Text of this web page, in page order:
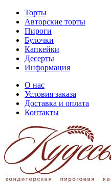
Торты
Авторские торты
Пироги
Булочки
Капкейки
Десерты
Информация
О нас
Условия заказа
Доставка и оплата
Контакты